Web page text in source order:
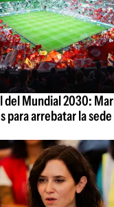
del Mundial 2030:
para arrebatar la sede